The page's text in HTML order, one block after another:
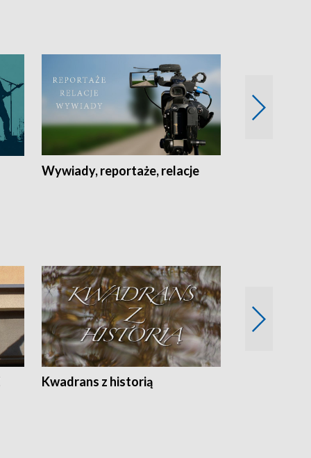
Wywiady, reportaże, relacje
Kwadrans z historią